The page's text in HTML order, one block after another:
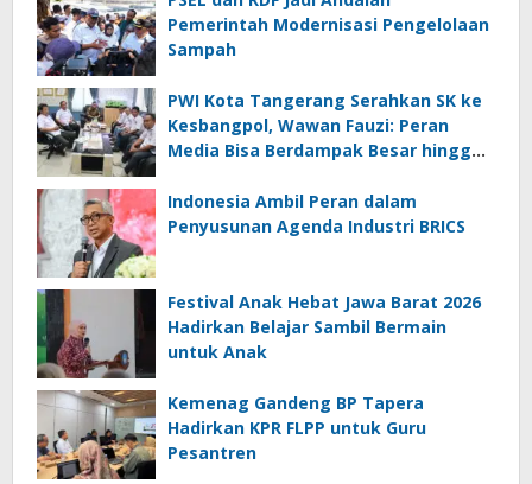
Pemerintah Modernisasi Pengelolaan
Sampah
PWI Kota Tangerang Serahkan SK ke
Kesbangpol, Wawan Fauzi: Peran
Media Bisa Berdampak Besar hingga
Indonesia Ambil Peran dalam
Penyusunan Agenda Industri BRICS
Festival Anak Hebat Jawa Barat 2026
Hadirkan Belajar Sambil Bermain
untuk Anak
Kemenag Gandeng BP Tapera
Hadirkan KPR FLPP untuk Guru
Pesantren